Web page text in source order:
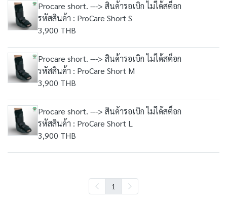
Procare short. ---> สินค้ารอเบิก ไม่ได้สต็อก
รหัสสินค้า : ProCare Short S
3,900 THB
Procare short. ---> สินค้ารอเบิก ไม่ได้สต็อก
รหัสสินค้า : ProCare Short M
3,900 THB
Procare short. ---> สินค้ารอเบิก ไม่ได้สต็อก
รหัสสินค้า : ProCare Short L
3,900 THB
1